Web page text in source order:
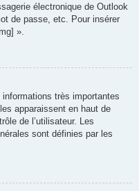
électronique de Outlook
de passe, etc. Pour insérer
».
très importantes
apparaissent en haut de
de l’utilisateur. Les
sont définies par les